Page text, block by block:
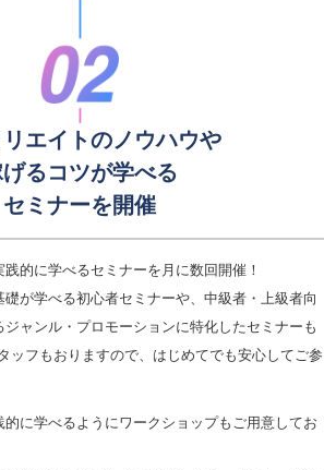
エイトのノウハウや
るコツが学べる
セミナーを開催
的に学べるセミナーを月に数回開催！
が学べる初心者セミナーや、中級者・上級者向
ャンル・プロモーションに特化したセミナーも
ッフもおりますので、はじめてでも安心してご参
に学べるようにワークショップもご用意してお